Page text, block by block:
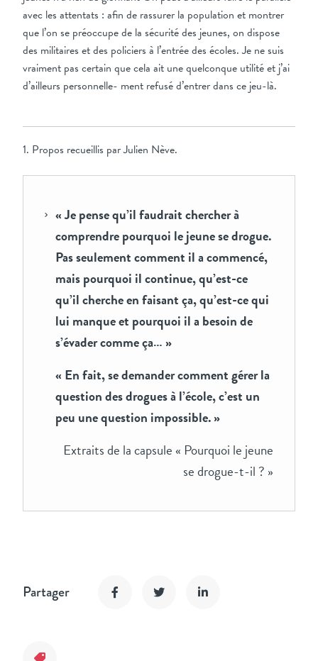
avec les attentats : afin de rassurer la population et montrer
que l’on se préoccupe de la sécurité des jeunes, on dispose
des militaires et des policiers à l’entrée des écoles. Je ne suis
vraiment pas certain que cela ait une quelconque utilité et j’ai
d’ailleurs personnelle- ment refusé d’entrer dans ce jeu-là.
1. Propos recueillis par Julien Nève.
« Je pense qu’il faudrait chercher à
comprendre pourquoi le jeune se drogue.
Pas seulement comment il a commencé,
mais pourquoi il continue, qu’est-ce
qu’il cherche en faisant ça, qu’est-ce qui
lui manque et pourquoi il a besoin de
s’évader comme ça… »
« En fait, se demander comment gérer la
question des drogues à l’école, c’est un
peu une question impossible. »
Extraits de la capsule « Pourquoi le jeune
se drogue-t-il ? »
Partager